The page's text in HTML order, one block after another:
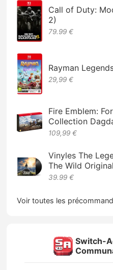
Call of Duty:
2)
79.99 €
Rayman
29,99 €
Fire Emblem:
Collection
109,99 €
Vinyles The
The Wild
39.99 €
Voir toutes les
Switch-